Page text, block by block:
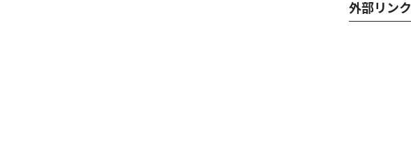
外部リンク